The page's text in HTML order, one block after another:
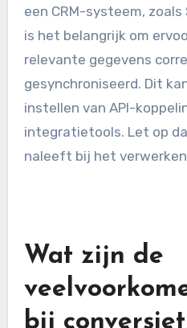
Integratie met
systemen
Bij het integreren van
een CRM-systeem, zoals
is het belangrijk om